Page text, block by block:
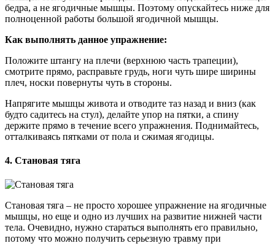
бедра, а не ягодичные мышцы. Поэтому опускайтесь ниже для
полноценной работы большой ягодичной мышцы.
Как выполнять данное упражнение:
Положите штангу на плечи (верхнюю часть трапеции),
смотрите прямо, расправьте грудь, ноги чуть шире ширины
плеч, носки повернуты чуть в стороны.
Напрягите мышцы живота и отводите таз назад и вниз (как
будто садитесь на стул), делайте упор на пятки, а спину
держите прямо в течение всего упражнения. Поднимайтесь,
отталкиваясь пятками от пола и сжимая ягодицы.
4. Становая тяга
Становая тяга – не просто хорошее упражнение на ягодичные
мышцы, но еще и одно из лучших на развитие нижней части
тела. Очевидно, нужно стараться выполнять его правильно,
потому что можно получить серьезную травму при